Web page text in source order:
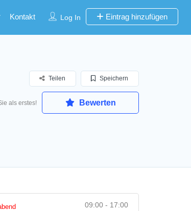
Log In Eintrag hinzufügen
Kontakt
Speichern
Teilen
als erstes! Bewerten
09:00 - 17:00